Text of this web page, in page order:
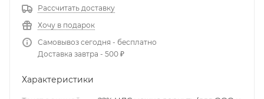
Рассчитать доставку
Хочу в подарок
Самовывоз сегодня - бесплатно
Доставка завтра - 500 ₽
Характеристики